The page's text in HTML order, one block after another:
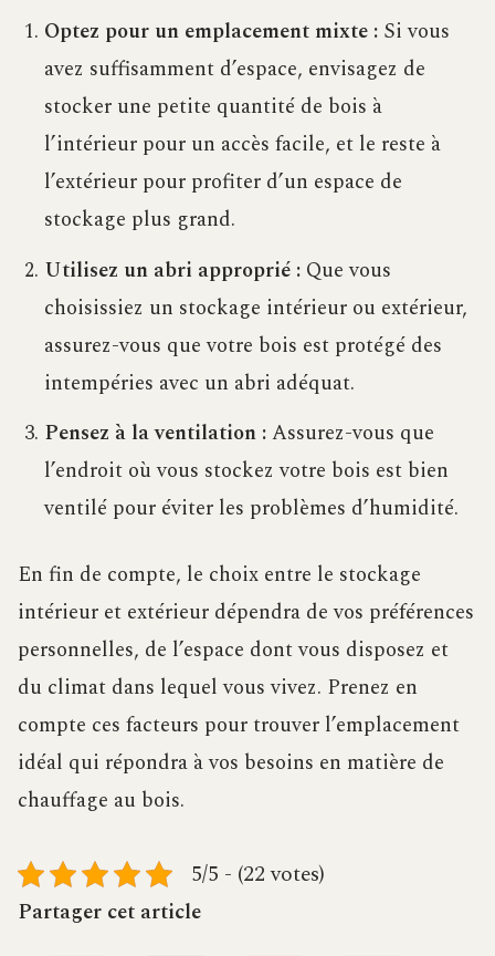
Optez pour un emplacement mixte : Si vous
avez suffisamment d’espace, envisagez de
stocker une petite quantité de bois à
l’intérieur pour un accès facile, et le reste à
l’extérieur pour profiter d’un espace de
stockage plus grand.
Utilisez un abri approprié : Que vous
choisissiez un stockage intérieur ou extérieur,
assurez-vous que votre bois est protégé des
intempéries avec un abri adéquat.
Pensez à la ventilation :Assurez-vous que
l’endroit où vous stockez votre bois est bien
ventilé pour éviter les problèmes d’humidité.
En fin de compte, le choix entre le stockage
intérieur et extérieur dépendra de vos préférences
personnelles, de l’espace dont vous disposez et
du climat dans lequel vous vivez. Prenez en
compte ces facteurs pour trouver l’emplacement
idéal qui répondra à vos besoins en matière de
chauffage au bois.
5/5 - (22 votes)
Partager cet article